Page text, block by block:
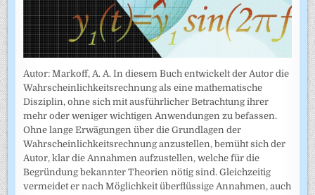
Autor: Markoff, A. A. In diesem Buch entwickelt der Autor die
Wahrscheinlichkeitsrechnung als eine mathematische
Disziplin, ohne sich mit ausführlicher Betrachtung ihrer
mehr oder weniger wichtigen Anwendungen zu befassen.
Ohne lange Erwägungen über die Grundlagen der
Wahrscheinlich­keitsrechnung anzustellen, bemüht sich der
Autor, klar die Annahmen auf­zustellen, welche für die
Begründung bekannter Theorien nötig sind. Gleichzeitig
vermeidet er nach Möglichkeit überflüssige Annahmen, auch